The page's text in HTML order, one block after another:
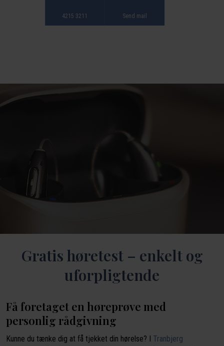
4215 3211 Send mail
Gratis høretest – enkelt og
uforpligtende
Få foretaget en høreprøve med
personlig rådgivning
Kunne du tænke dig at få tjekket din hørelse? I Tranbjerg